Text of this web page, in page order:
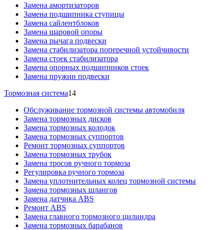
Замена амортизаторов
Замена подшипника ступицы
Замена сайлентблоков
Замена шаровой опоры
Замена рычага подвески
Замена стабилизатора поперечной устойчивости
Замена стоек стабилизатора
Замена опорных подшипников стоек
Замена пружин подвески
Тормозная система14
Обслуживание тормозной системы автомобиля
Замена тормозных дисков
Замена тормозных колодок
Замена тормозных суппортов
Ремонт тормозных суппортов
Замена тормозных трубок
Замена тросов ручного тормоза
Регулировка ручного тормоза
Замена уплотнительных колец тормозной системы
Замена тормозных шлангов
Замена датчика ABS
Ремонт ABS
Замена главного тормозного цилиндра
Замена тормозных барабанов